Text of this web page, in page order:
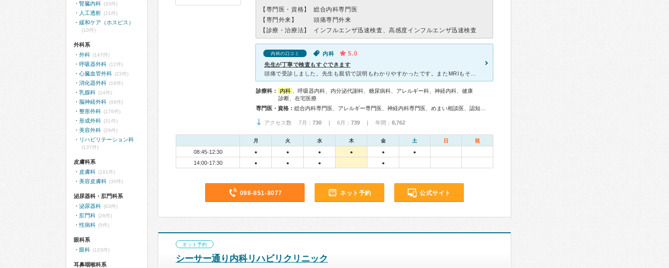
【専門医・資格】
総合内科専門医
【専門外来】
頭痛専門外来
【診療・治療法】
インフルエンザ迅速検査、高感度インフルエンザ迅速検査
内科の口コミ 内科 5.0
先生が丁寧で検査もすぐできます
診療科： 内科
、呼吸器内科、内分泌代謝科、糖尿病科、アレルギー科、神経内科、健康
診断、在宅医療
専門医・資格：
アクセス数 7月： 730 | 6月： 739 | 年間： 8,762
月 火 水 木 金 土 日 祝
08:45-12:30 ● ● ● ● ● ●
14:00-17:30 ● ● ● ●
098-851-8077 ネット予約 公式サイト
ネット予約
シーサー通り内科リハビリクリニック
腎臓内科 (33件)
人工透析 (21件)
緩和ケア（ホスピス）
(10件)
外科系
外科 (147件)
呼吸器外科 (12件)
心臓血管外科 (23件)
消化器外科 (18件)
乳腺科 (14件)
脳神経外科 (48件)
整形外科 (176件)
形成外科 (31件)
美容外科 (29件)
リハビリテーション科
(137件)
皮膚科系
皮膚科 (181件)
美容皮膚科 (30件)
泌尿器科・肛門科系
泌尿器科 (63件)
肛門科 (26件)
性病科 (5件)
眼科系
眼科 (103件)
耳鼻咽喉科系